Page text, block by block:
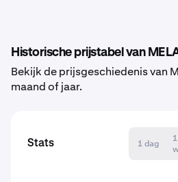
Historische prijstabel van
Bekijk de prijsgeschiedenis van
maand of jaar.
Stats 1 dag
1